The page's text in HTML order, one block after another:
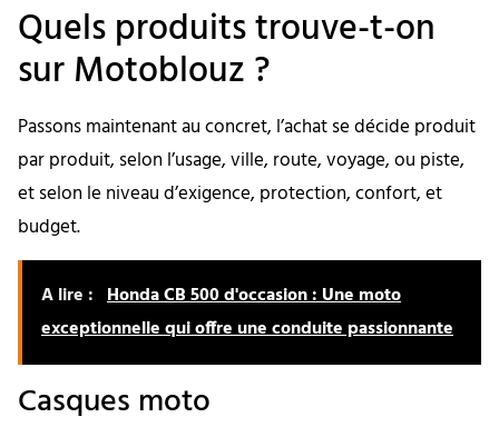
Quels produits trouve-t-on
sur Motoblouz ?
Passons maintenant au concret, l’achat se décide produit
par produit, selon l’usage, ville, route, voyage, ou piste,
et selon le niveau d’exigence, protection, confort, et
budget.
A lire : Honda CB 500 d'occasion : Une moto
exceptionnelle qui offre une conduite passionnante
Casques moto